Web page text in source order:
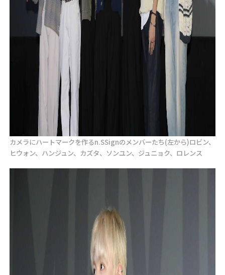
カメラにハートマークを作るn.SSignのメンバーたち(左から)ロビン、
ヒウォン、ハンジュン、カズタ、ソンユン、ジュニョク、ロレンス